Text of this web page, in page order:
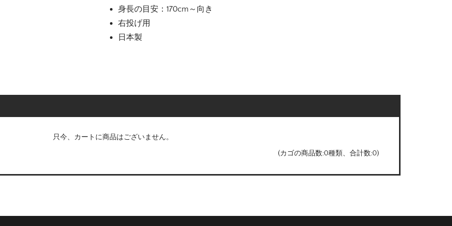
身長の目安：170cm～向き
右投げ用
日本製
只今、カートに商品はございません。
(カゴの商品数:0種類、合計数:0)